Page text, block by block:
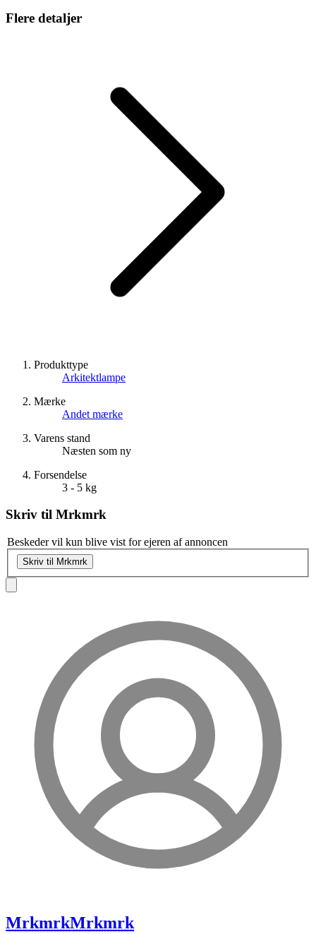
Flere detaljer
Produkttype
Arkitektlampe
Mærke
Andet mærke
Varens stand
Næsten som ny
Forsendelse
3 - 5 kg
Skriv til Mrkmrk
Beskeder vil kun blive vist for ejeren af annoncen
Skriv til Mrkmrk
MrkmrkMrkmrk